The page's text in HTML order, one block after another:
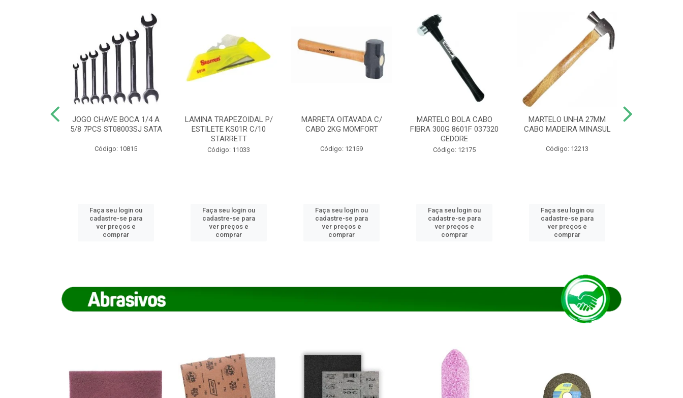
JOGO CHAVE BOCA 1/4 A
5/8 7PCS ST08003SJ SATA
Código: 10815
Faça seu login ou
cadastre-se para
ver preços e
comprar
LAMINA TRAPEZOIDAL P/
ESTILETE KS01R C/10
STARRETT
Código: 11033
Faça seu login ou
cadastre-se para
ver preços e
comprar
MARRETA OITAVADA C/
CABO 2KG MOMFORT
Código: 12159
Faça seu login ou
cadastre-se para
ver preços e
comprar
MARTELO BOLA CABO
FIBRA 300G 8601F 037320
GEDORE
Código: 12175
Faça seu login ou
cadastre-se para
ver preços e
comprar
MARTELO UNHA 27MM
CABO MADEIRA MINASUL
Código: 12213
Faça seu login ou
cadastre-se para
ver preços e
comprar